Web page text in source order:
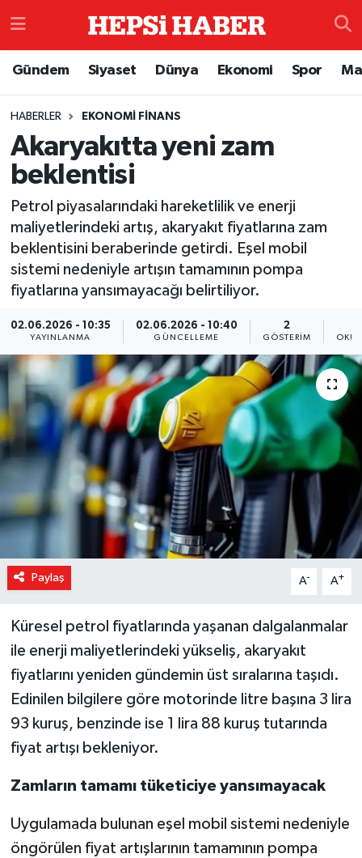
Gündem Siyaset Dünya Ekonomi Spor
HABERLER EKONOMI FINANS
Akaryakıtta yeni zam
beklentisi
Petrol piyasalarındaki hareketlilik ve enerji
maliyetlerindeki artış, akaryakıt fiyatlarına zam
beklentisini beraberinde getirdi. Eşel mobil
sistemi nedeniyle artışın tamamının pompa
fiyatlarına yansımayacağı belirtiliyor.
02.06.2026 - 10:35
YAYINLANMA
02.06.2026 - 10:40
GÜNCELLEME
2
GÖSTERIM
Paylaş A- A+
Küresel petrol fiyatlarında yaşanan dalgalanmalar
ile enerji maliyetlerindeki yükseliş, akaryakıt
fiyatlarını yeniden gündemin üst sıralarına taşıdı.
Edinilen bilgilere göre motorinde litre başına 3 lira
93 kuruş, benzinde ise 1 lira 88 kuruş tutarında
fiyat artışı bekleniyor.
Zamların tamamı tüketiciye yansımayacak
Uygulamada bulunan eşel mobil sistemi nedeniyle
öngörülen fiyat artışlarının tamamının pompa
Çevre
Dünya
Eğitim
Ekonomi
Magazin
Özel Haber
Sağlık
Siyaset
Son Dakika
İzmir Namaz Vakitleri
İstanbul Trafik Yoğunluk Haritası
Süper Lig Puan Durumu ve Fikstür
Tüm Manşetler